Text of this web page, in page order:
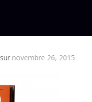
sur novembre 26, 2015